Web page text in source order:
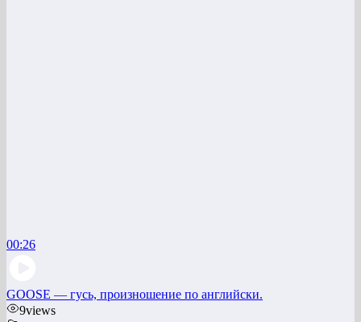
00:26
GOOSE — гусь, произношение по английски.
9views